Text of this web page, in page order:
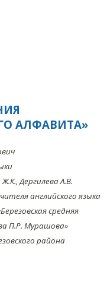
АЛФАВИТА»
Дергилева А.В.
английского языка
средняя
П.Р. Мурашова»
района